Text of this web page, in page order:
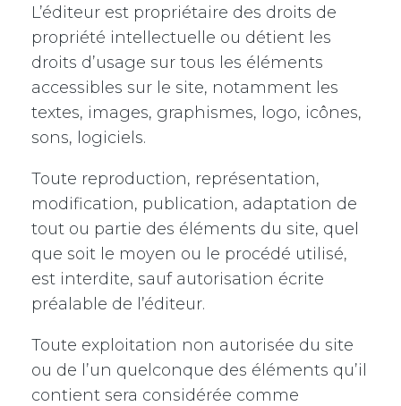
L’éditeur est propriétaire des droits de
propriété intellectuelle ou détient les
droits d’usage sur tous les éléments
accessibles sur le site, notamment les
textes, images, graphismes, logo, icônes,
sons, logiciels.
Toute reproduction, représentation,
modification, publication, adaptation de
tout ou partie des éléments du site, quel
que soit le moyen ou le procédé utilisé,
est interdite, sauf autorisation écrite
préalable de l’éditeur.
Toute exploitation non autorisée du site
ou de l’un quelconque des éléments qu’il
contient sera considérée comme